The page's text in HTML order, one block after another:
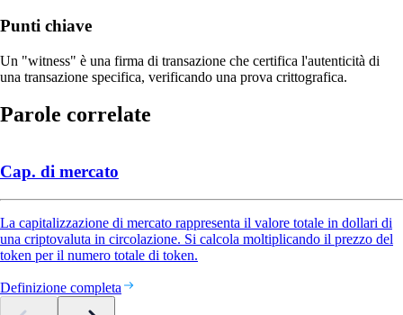
Punti chiave
Un "witness" è una firma di transazione che certifica l'autenticità di
una transazione specifica, verificando una prova crittografica.
Parole correlate
Cap. di mercato
La capitalizzazione di mercato rappresenta il valore totale in dollari di
una criptovaluta in circolazione. Si calcola moltiplicando il prezzo del
token per il numero totale di token.
Definizione completa